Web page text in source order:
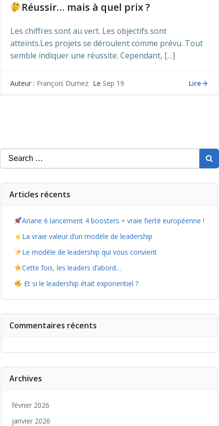
Réussir… mais à quel prix ?
Les chiffres sont au vert. Les objectifs sont
atteints.Les projets se déroulent comme prévu. Tout
semble indiquer une réussite. Cependant, […]
Auteur : François Durnez Le Sep 19 Lire
Search
for:
Articles récents
Ariane 6 lancement 4 boosters = vraie fierté européenne !
La vraie valeur d’un modèle de leadership
Le modèle de leadership qui vous convient
Cette fois, les leaders d’abord…
Et si le leadership était exponentiel ?
Commentaires récents
Archives
février 2026
janvier 2026